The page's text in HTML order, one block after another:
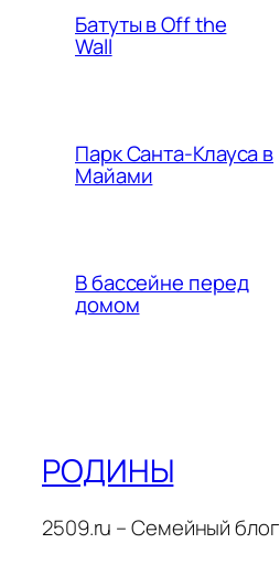
Батуты в Off the
Wall
Парк Санта-Клауса в
Майами
В бассейне перед
домом
РОДИНЫ
2509.ru – Семейный блог